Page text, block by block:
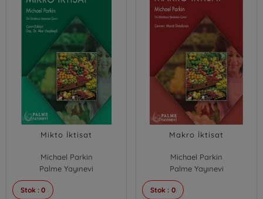
Mikto İktisat
Michael Parkin
Palme Yayınevi
Stok : 0
Makro İktisat
Michael Parkin
Palme Yayınevi
Stok : 0